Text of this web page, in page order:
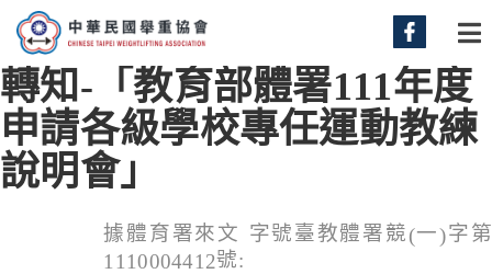
轉知-「教育部體署111年度
申請各級學校專任運動教練
說明會」
據體育署來文 字號臺教體署競(一)字第
1110004412號: